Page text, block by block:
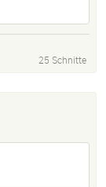
25 Schnitte